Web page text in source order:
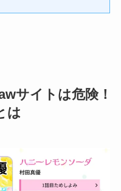
サイトは危険！
は